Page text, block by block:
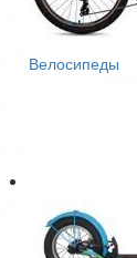
Велосипеды